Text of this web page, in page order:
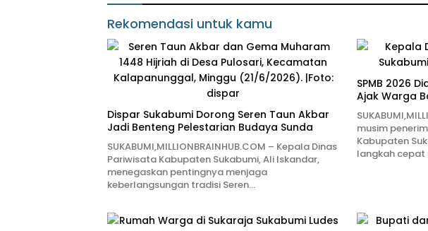
Rekomendasi untuk kamu
Dispar Sukabumi Dorong Seren Taun Akbar
Jadi Benteng Pelestarian Budaya Sunda
SUKABUMI,MILLIONBRAINHUB.COM – Kepala Dinas
Pariwisata Kabupaten Sukabumi, Ali Iskandar,
menegaskan pentingnya menjaga
keberlangsungan tradisi Seren…
SPMB 2026
Ajak Warga
musim
Kabupaten
langkah cepat